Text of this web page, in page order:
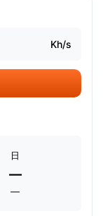
Kh/s
日
—
—